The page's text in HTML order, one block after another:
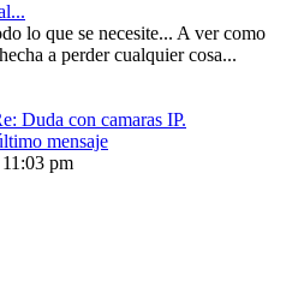
lo que se necesite... A ver como
a perder cualquier cosa...
Duda con camaras IP.
mensaje
pm